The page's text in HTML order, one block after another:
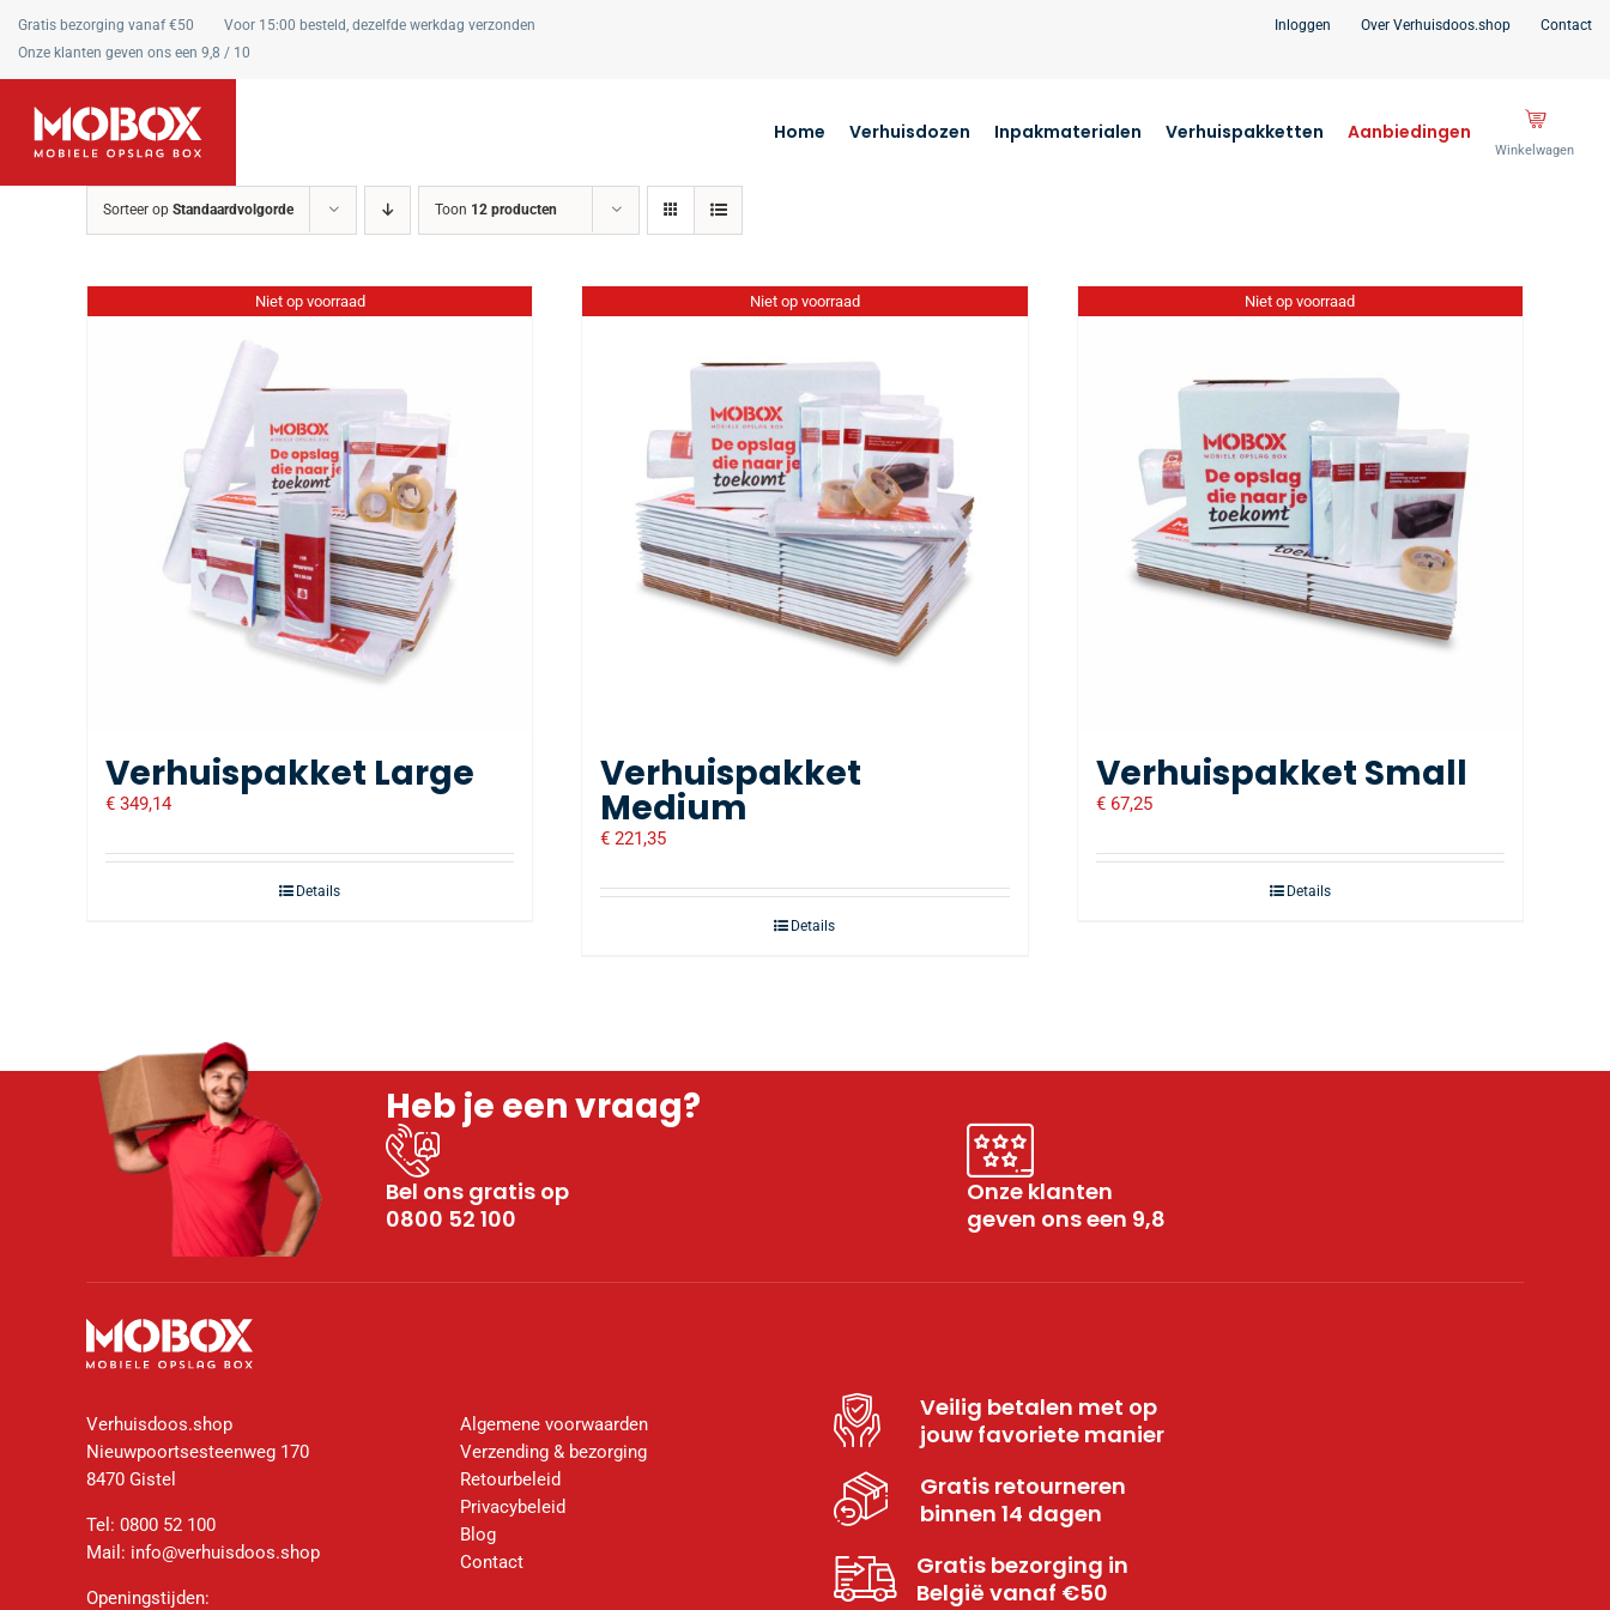
Gratis bezorging vanaf €50
Voor 15:00 besteld, dezelfde werkdag verzonden
Onze klanten geven ons een 9,8 / 10
Inloggen Over Verhuisdoos.shop Contact
Home Verhuisdozen Inpakmaterialen Verhuispakketten Aanbiedingen
Winkelwagen
Sorteer op Standaardvolgorde Toon 12 producten
Niet op voorraad
Verhuispakket Large
€ 349,14
Details
Niet op voorraad
Verhuispakket
Medium
€ 221,35
Details
Niet op voorraad
Verhuispakket Small
€67,25
Details
Heb je een vraag?
Bel ons gratis op
0800 52 100
Onze klanten
geven ons een 9,8
Verhuisdoos.shop
Nieuwpoortsesteenweg 170
8470 Gistel
Tel: 0800 52 100
Mail: info@verhuisdoos.shop
Openingstijden:
Algemene voorwaarden
Verzending & bezorging
Retourbeleid
Privacybeleid
Blog
Contact
Veilig betalen met op
jouw favoriete manier
Gratis retourneren
binnen 14 dagen
Gratis bezorging in
België vanaf €50